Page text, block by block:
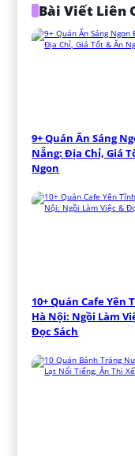
Bài Viết Liên
9+ Quán Ăn Sáng
Nẵng: Địa Chỉ, Giá
Ngon
10+ Quán Cafe Yên
Hà Nội: Ngồi Làm
Đọc Sách